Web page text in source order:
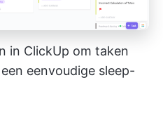
in ClickUp om taken
eenvoudige sleep-